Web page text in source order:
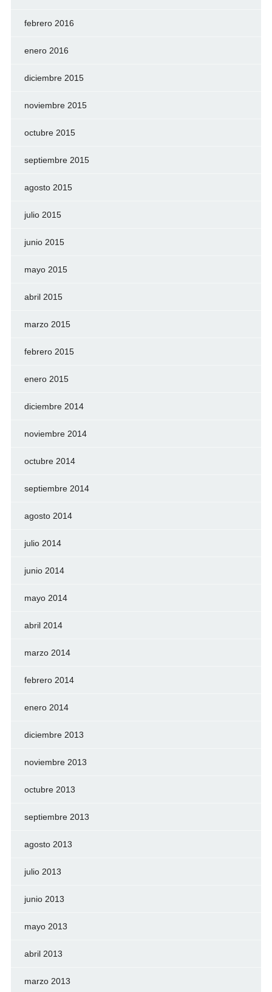
febrero 2016
enero 2016
diciembre 2015
noviembre 2015
octubre 2015
septiembre 2015
agosto 2015
julio 2015
junio 2015
mayo 2015
abril 2015
marzo 2015
febrero 2015
enero 2015
diciembre 2014
noviembre 2014
octubre 2014
septiembre 2014
agosto 2014
julio 2014
junio 2014
mayo 2014
abril 2014
marzo 2014
febrero 2014
enero 2014
diciembre 2013
noviembre 2013
octubre 2013
septiembre 2013
agosto 2013
julio 2013
junio 2013
mayo 2013
abril 2013
marzo 2013